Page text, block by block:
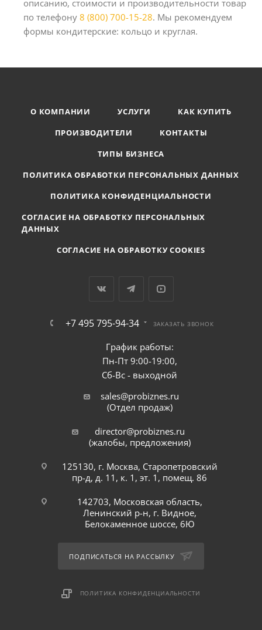
описанию, стоимости и производительности товар
по телефону 8 (800) 700-15-28. Мы рекомендуем
формы кондитерские: кольцо и круглая.
О КОМПАНИИ УСЛУГИ
КАК КУПИТЬ
ПРОИЗВОДИТЕЛИ
КОНТАКТЫ
ТИПЫ БИЗНЕСА
ПОЛИТИКА ОБРАБОТКИ ПЕРСОНАЛЬНЫХ ДАННЫХ
ПОЛИТИКА КОНФИДЕНЦИАЛЬНОСТИ
СОГЛАСИЕ НА ОБРАБОТКУ ПЕРСОНАЛЬНЫХ
ДАННЫХ
СОГЛАСИЕ НА ОБРАБОТКУ COOKIES
+7 495 795-94-34 ЗАКАЗАТЬ ЗВОНОК
График работы:
Пн-Пт 9:00-19:00,
Сб-Вс - выходной
sales@probiznes.ru
(Отдел продаж)
director@probiznes.ru
(жалобы, предложения)
125130, г. Москва, Старопетровский
пр-д, д. 11, к. 1, эт. 1, помещ. 86
142703, Московская область,
Ленинский р-н, г. Видное,
Белокаменное шоссе, 6Ю
ПОДПИСАТЬСЯ НА РАССЫЛКУ
ПОЛИТИКА КОНФИДЕНЦИАЛЬНОСТИ